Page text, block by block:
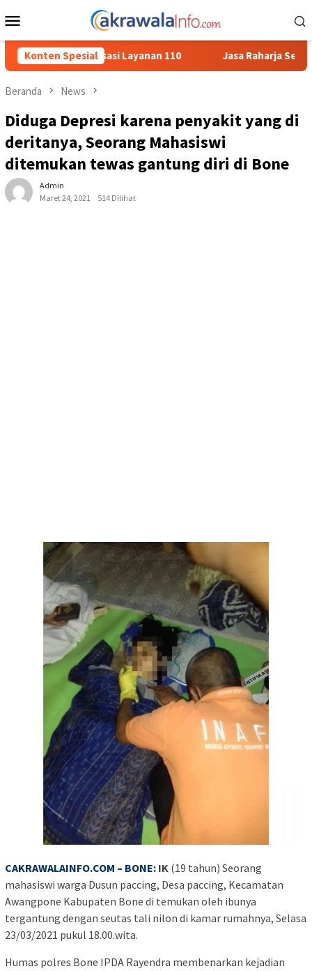
ke
Mobile
Konten Spesial
110 Jasa Raharja Serahkan Santunan kepada Ahli
Beranda News
Diduga Depresi karena penyakit yang di
deritanya, Seorang Mahasiswi
ditemukan tewas gantung diri di Bone
Admin
Maret 24, 2021
514 Dilihat
CAKRAWALAINFO.COM – BONE: IK (19 tahun) Seorang
mahasiswi warga Dusun paccing, Desa paccing, Kecamatan
Awangpone Kabupaten Bone di temukan oleh ibunya
tergantung dengan seutas tali nilon di kamar rumahnya, Selasa
23/03/2021 pukul 18.00.wita.
Humas polres Bone IPDA Rayendra membenarkan kejadian